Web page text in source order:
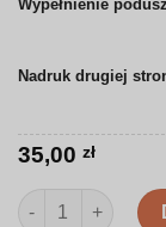
Wypełnienie
Nadruk drugiej
35,00 zł
ilość Poduszka |